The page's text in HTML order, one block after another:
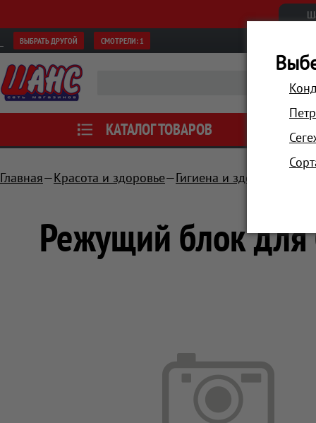
ВЫБРАТЬ ДРУГОЙ СМОТРЕЛИ: 1
КАТАЛОГ ТОВАРОВ АКЦИИ
Главная Красота и здоровье Гигиена и здоровье
Режущий блок